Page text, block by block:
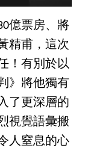
億票房、將
精甫，這次
！有別於以
》將他獨有
了更深層的
視覺語彙搬
人窒息的心